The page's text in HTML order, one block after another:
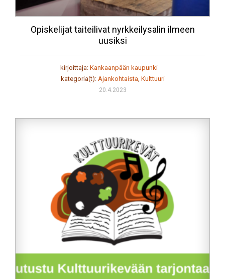
Opiskelijat taiteilivat nyrkkeilysalin ilmeen
uusiksi
kirjoittaja: Kankaanpään kaupunki
kategoria(t): Ajankohtaista, Kulttuuri
20.4.2023